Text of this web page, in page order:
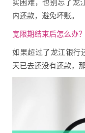
内还款，避免坏账。
宽限期结束后怎么办？
如果超过了龙江银行
天已去还没有还款，